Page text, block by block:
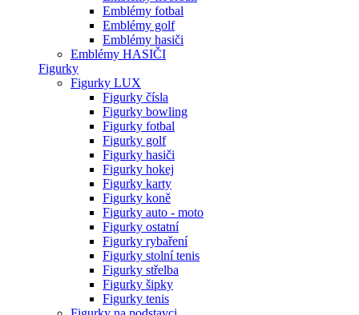
Emblémy fotbal
Emblémy golf
Emblémy hasiči
Emblémy HASIČI
Figurky
Figurky LUX
Figurky čísla
Figurky bowling
Figurky fotbal
Figurky golf
Figurky hasiči
Figurky hokej
Figurky karty
Figurky koně
Figurky auto - moto
Figurky ostatní
Figurky rybaření
Figurky stolní tenis
Figurky střelba
Figurky šipky
Figurky tenis